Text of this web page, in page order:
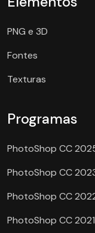
PNG e 3D
Fontes
Texturas
Programas
PhotoShop CC
PhotoShop CC
PhotoShop CC
PhotoShop CC 2021